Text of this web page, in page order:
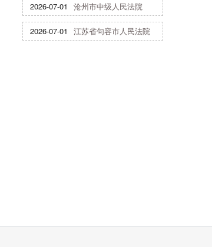
2026-07-01 沧州市中级人民法院
2026-07-01 江苏省句容市人民法院